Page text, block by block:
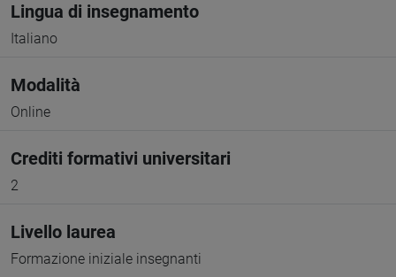
Lingua di insegnamento
Italiano
Modalità
Online
Crediti formativi universitari
2
Livello laurea
Formazione iniziale insegnanti